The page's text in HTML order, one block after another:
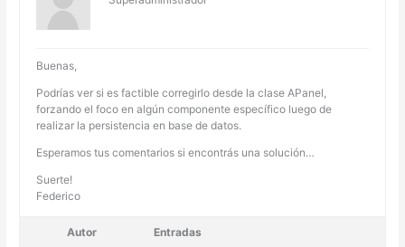
Buenas,
Podrías ver si es factible corregirlo desde la clase APanel,
forzando el foco en algún componente específico luego de
realizar la persistencia en base de datos.
Esperamos tus comentarios si encontrás una solución…
Suerte!
Federico
Autor Entradas